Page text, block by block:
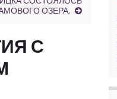
ОЗЕРА.
С